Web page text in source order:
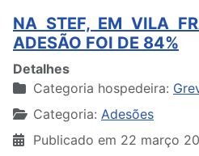
NA STEF, EM VILA
ADESÃO FOI DE 84%
Detalhes
Categoria hospedeira:
Categoria: Adesões
Publicado em 22 março